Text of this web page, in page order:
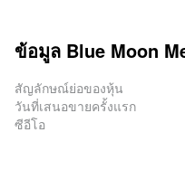
ข้อมูล Blue Moon
สัญลักษณ์ย่อของหุ้น
วันที่เสนอขายครั้งแรก
ซีอีโอ